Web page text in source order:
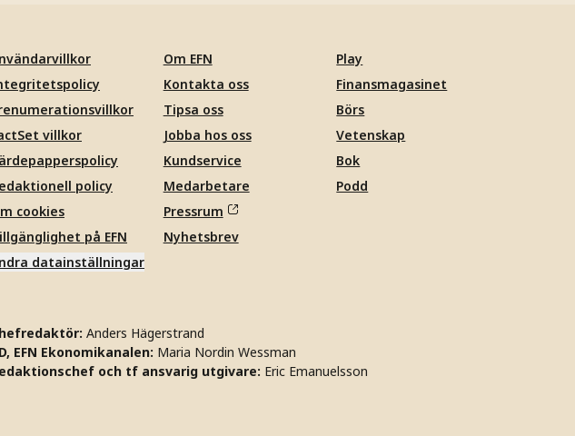
villkor
policy
cookies
på EFN
datainställningar
Om EFN
Kontakta oss
Tipsa oss
Jobba hos oss
Kundservice
Medarbetare
Pressrum
Nyhetsbrev
Play
Finansmagasinet
Börs
Vetenskap
Bok
Podd
Anders Hägerstrand
EFN Ekonomikanalen: Maria Nordin Wessman
och tf ansvarig utgivare: Eric Emanuelsson